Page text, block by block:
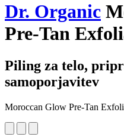
Dr. Organic
Pre-Tan
Piling za telo,
samoporjavitev
Moroccan Glow Pre-Tan